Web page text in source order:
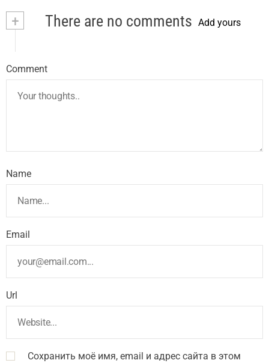
+ There are no comments Add yours
Comment
Name
Email
Url
Сохранить моё имя, email и адрес сайта в этом